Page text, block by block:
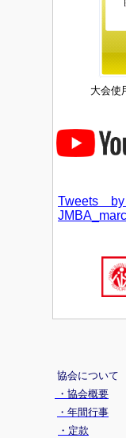
大会使
Tweets
協会について
・協会概要
・年間行事
・定款